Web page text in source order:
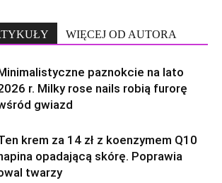
WIĘCEJ OD AUTORA
paznokcie na lato
r. Milky rose nails robią furorę
gwiazd
krem za 14 zł z koenzymem Q10
opadającą skórę. Poprawia
twarzy